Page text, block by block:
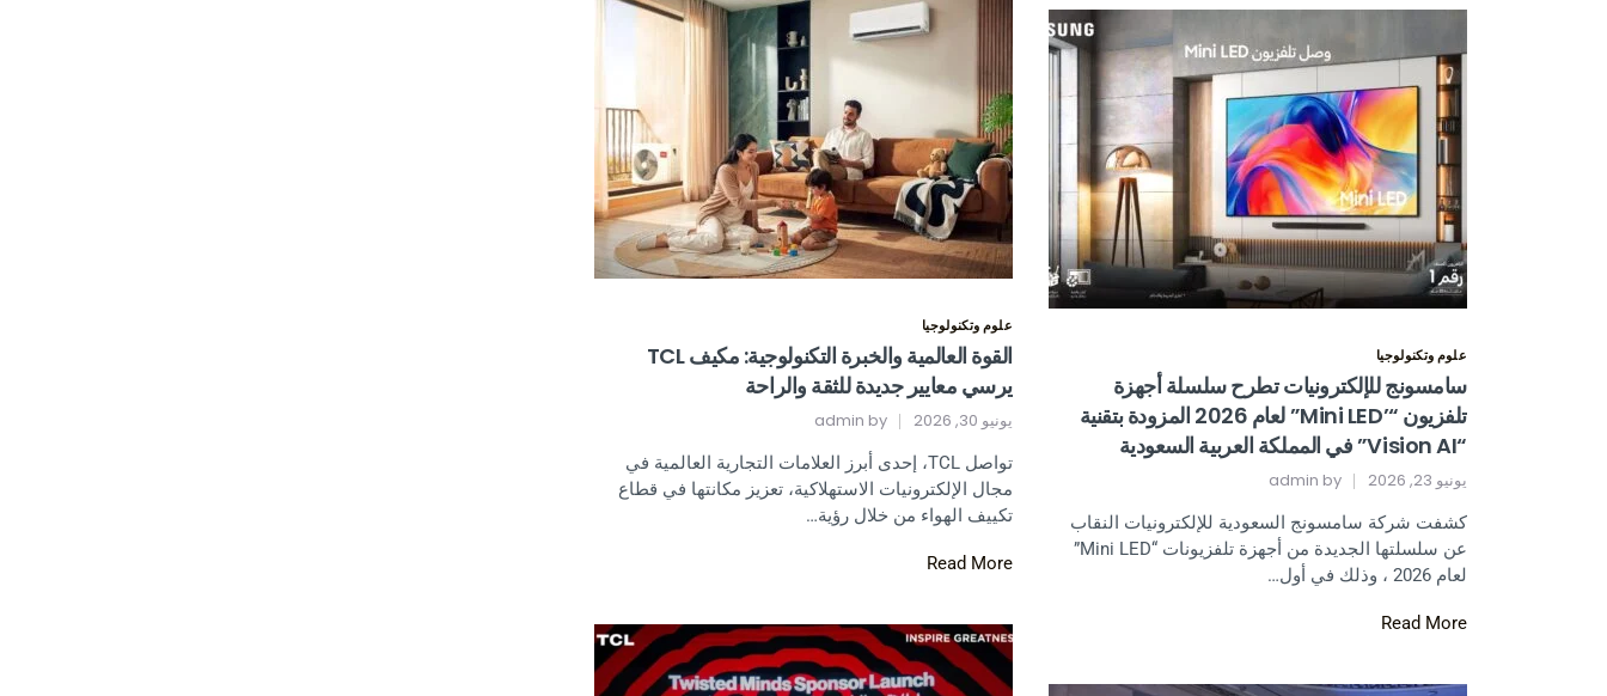
علوم وتكنولوجيا
القوة العالمية والخبرة التكنولوجية: مكيف TCL
يرسي معايير جديدة للثقة والراحة
يونيو 30, 2026 admin
تواصل TCL، إحدى أبرز العلامات التجارية العالمية في
مجال الإلكترونيات الاستهلاكية، تعزيز مكانتها في قطاع
تكييف الهواء من خلال رؤية…
Read More
علوم وتكنولوجيا
سامسونج للإلكترونيات تطرح سلسلة أجهزة
تلفزيون “’Mini LED” لعام 2026 المزودة بتقنية
“Vision AI” في المملكة العربية السعودية
يونيو 23, 2026 admin
كشفت شركة سامسونج السعودية للإلكترونيات النقاب
عن سلسلتها الجديدة من أجهزة تلفزيونات “Mini LED”
لعام 2026 ، وذلك في أول…
Read More